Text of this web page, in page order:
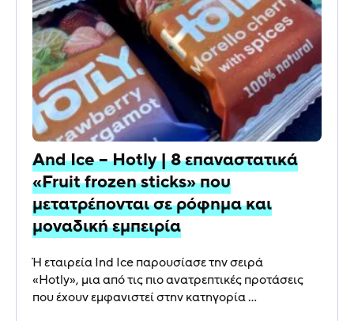
And Ice – Hotly | 8 επαναστατικά
«Fruit frozen sticks» που
μετατρέπονται σε ρόφημα και
μοναδική εμπειρία
Ή εταιρεία Ind Ice παρουσίασε την σειρά
«Hotly», μια από τις πιο ανατρεπτικές προτάσεις
που έχουν εμφανιστεί στην κατηγορία ...